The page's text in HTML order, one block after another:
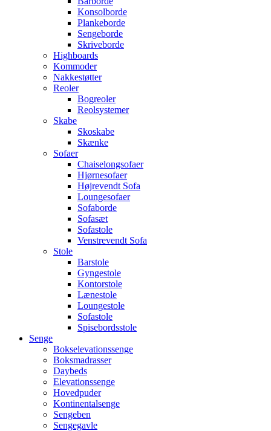
Konsolborde
Plankeborde
Sengeborde
Skriveborde
Highboards
Kommoder
Nakkestøtter
Reoler
Bogreoler
Reolsystemer
Skabe
Skoskabe
Skænke
Sofaer
Chaiselongsofaer
Hjørnesofaer
Højrevendt Sofa
Loungesofaer
Sofaborde
Sofasæt
Sofastole
Venstrevendt Sofa
Stole
Barstole
Gyngestole
Kontorstole
Lænestole
Loungestole
Sofastole
Spisebordsstole
Senge
Bokselevationssenge
Boksmadrasser
Daybeds
Elevationssenge
Hovedpuder
Kontinentalsenge
Sengeben
Sengegavle